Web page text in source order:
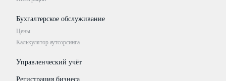
Бухгалтерское обслуживание
Цены
Калькулятор аутсорсинга
Управленческий учёт
Регистрация бизнеса